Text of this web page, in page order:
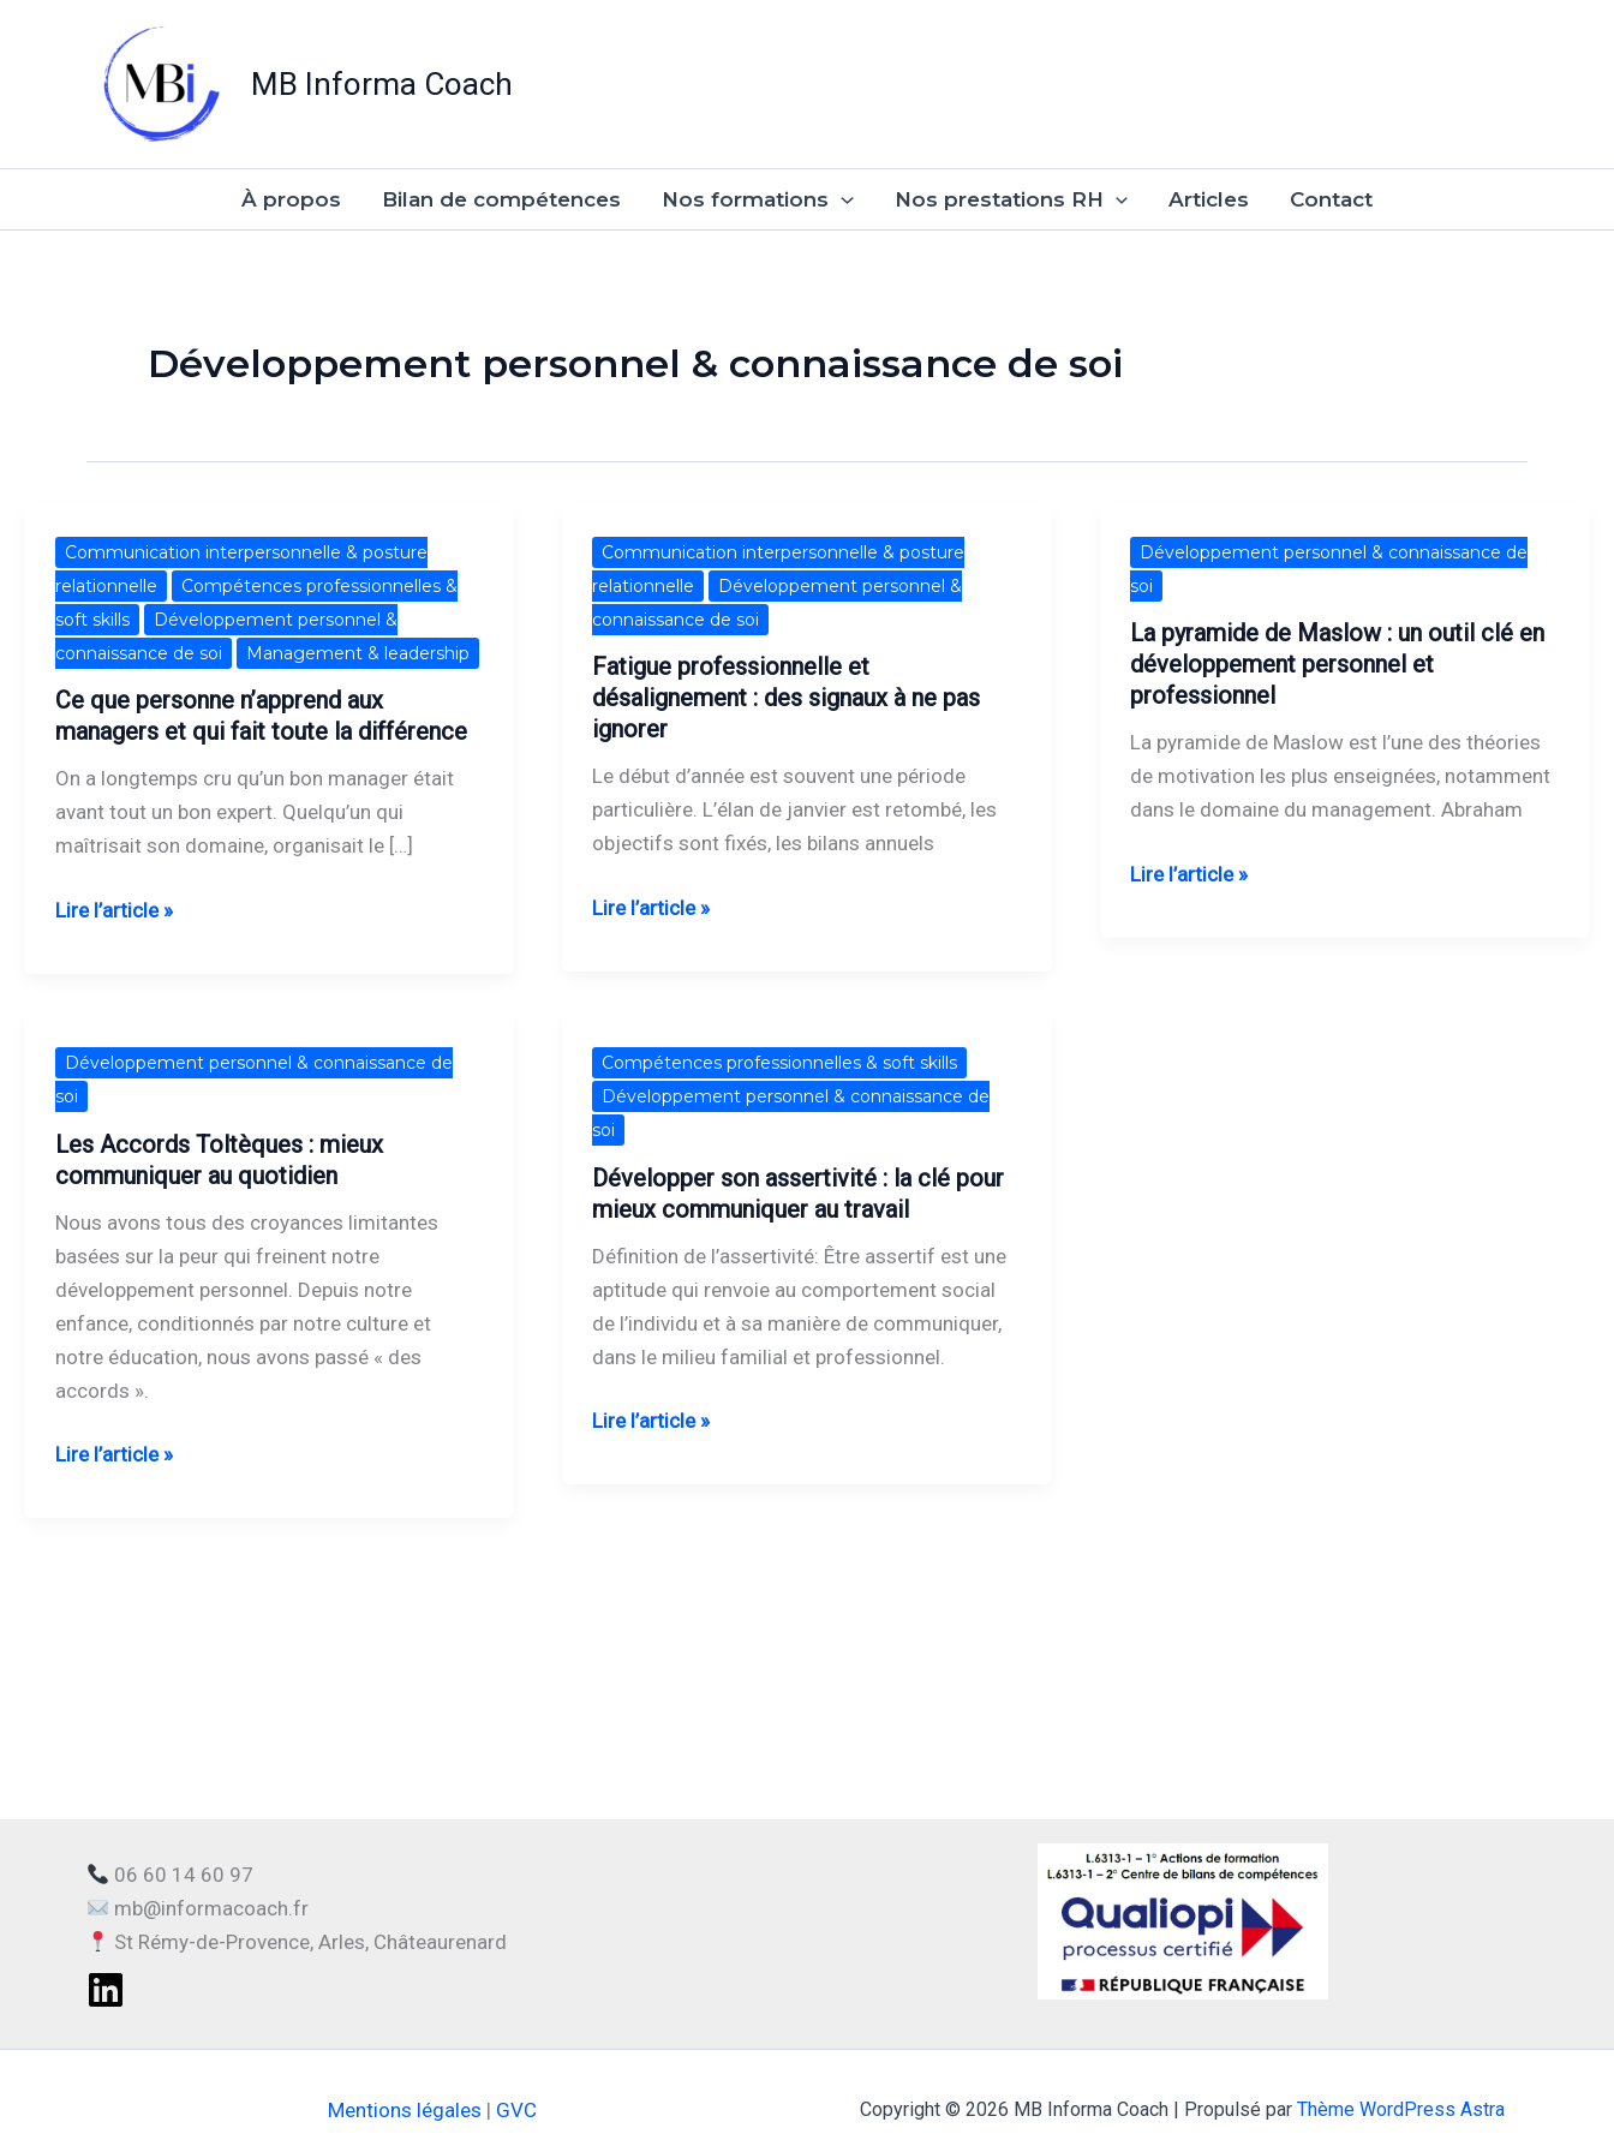
MB Informa Coach
À propos Bilan de compétences Nos formations Nos prestations RH Articles Contact
Développement personnel & connaissance de soi
Communication interpersonnelle & posture
relationnelle
Compétences professionnelles &
soft skills
Développement personnel &
connaissance de soi
Management & leadership
Ce que personne n’apprend aux
managers et qui fait toute la différence
On a longtemps cru qu’un bon manager était
avant tout un bon expert. Quelqu’un qui
maîtrisait son domaine, organisait le […]
Ce
que
personne
n’apprend
aux
managers
qui
fait
toute
différence
Lire l’article »
Communication interpersonnelle & posture
relationnelle
Développement personnel &
connaissance de soi
Fatigue professionnelle et
désalignement : des signaux à ne pas
ignorer
Le début d’année est souvent une période
particulière. L’élan de janvier est retombé, les
objectifs sont fixés, les bilans annuels
Fatigue
professionnelle
et
désalignement
des
à
ne
pas
Lire l’article »
Développement personnel & connaissance de
soi
La pyramide de Maslow : un outil clé en
développement personnel et
professionnel
La pyramide de Maslow est l’une des théories
de motivation les plus enseignées, notamment
dans le domaine du management. Abraham
La
pyramide
de
Maslow
:
outil
clé
en
personnel
Lire l’article »
Développement personnel & connaissance de
soi
Les Accords Toltèques : mieux
communiquer au quotidien
Nous avons tous des croyances limitantes
basées sur la peur qui freinent notre
développement personnel. Depuis notre
enfance, conditionnés par notre culture et
notre éducation, nous avons passé « des
accords ».
Les
Accords
Toltèques
communiquer
au
quotidien
Lire l’article »
Compétences professionnelles & soft skills
Développement personnel & connaissance de
soi
Développer son assertivité : la clé pour
mieux communiquer au travail
Définition de l’assertivité: Être assertif est une
aptitude qui renvoie au comportement social
de l’individu et à sa manière de communiquer,
dans le milieu familial et professionnel.
Développer
son
assertivité
:
pour
mieux
communiquer
au
Lire l’article »
06 60 14 60 97
mb@informacoach.fr
St Rémy-de-Provence, Arles, Châteaurenard
Mentions légales | GVC Copyright © 2026 MB Informa Coach | Propulsé par Thème WordPress Astra